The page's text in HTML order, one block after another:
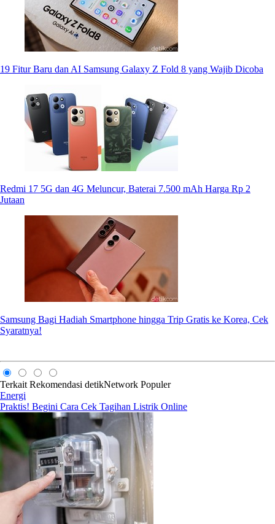
19 Fitur Baru dan AI Samsung Galaxy Z Fold 8 yang Wajib Dicoba
Redmi 17 5G dan 4G Meluncur, Baterai 7.500 mAh Harga Rp 2
Jutaan
Samsung Bagi Hadiah Smartphone hingga Trip Gratis ke Korea, Cek
Syaratnya!
Terkait Rekomendasi detikNetwork Populer
Energi
Praktis! Begini Cara Cek Tagihan Listrik Online